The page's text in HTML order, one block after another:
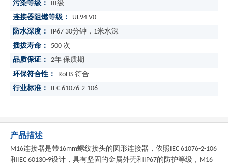
污染等级：
III级
连接器阻燃等级：
UL94 V0
防水深度：
IP67 30分钟，1米水深
插拔寿命：
500 次
品质保证：
2年 保质期
环保符合性：
RoHS 符合
行业标准：
IEC 61076-2-106
产品描述
M16连接器是带16mm螺纹接头的圆形连接器，依照IEC 61076-2-106
和IEC 60130-9设计，具有坚固的金属外壳和IP67的防护等级，M16